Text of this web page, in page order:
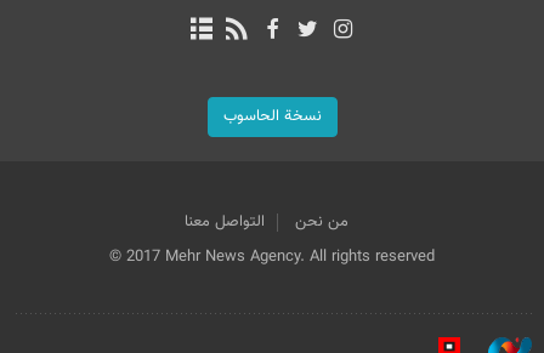
نسخة الحاسوب
من نحن
التواصل معنا
© 2017 Mehr News Agency. All rights reserved